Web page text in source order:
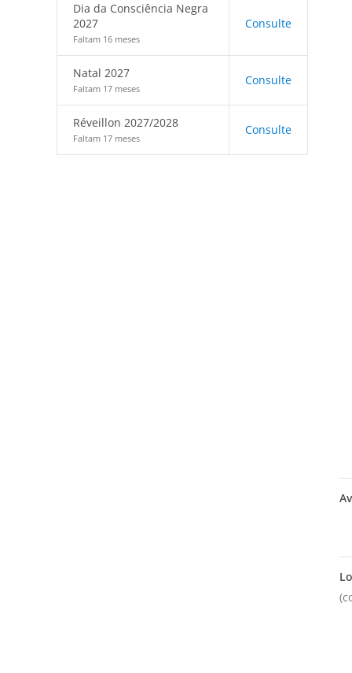
Dia da Consciência Negra
2027
Faltam 16 meses
Consulte
Natal 2027
Faltam 17 meses
Consulte
Réveillon 2027/2028
Faltam 17 meses
Consulte